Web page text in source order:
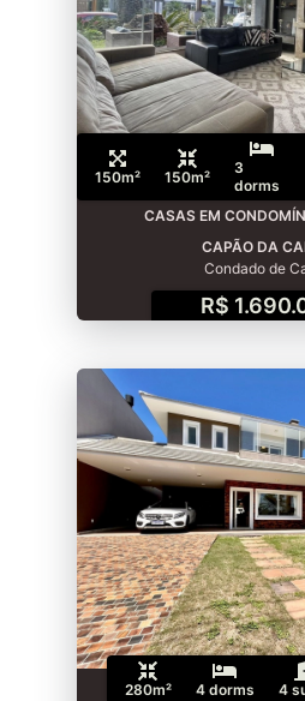
150m² 150m²
3
dorms
CASAS EM
CAPÃO DA
Condado de
R$
280m² 4 dorms 4